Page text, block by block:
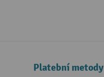
Platební metody